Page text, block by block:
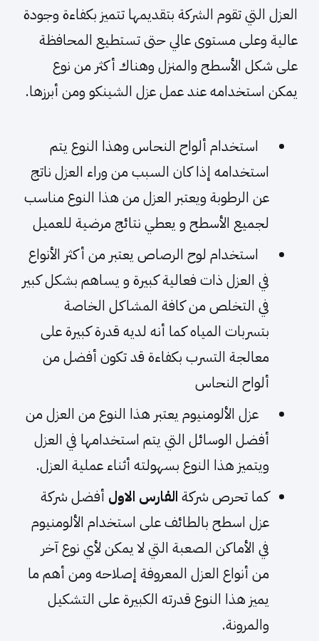
العزل التي تقوم الشركة بتقديمها تتميز بكفاءة وجودة
عالية وعلى مستوى عالي حتى تستطيع المحافظة
على شكل الأسطح والمنزل وهناك أكثر من نوع
يمكن استخدامه عند عمل عزل الشينكو ومن أبرزها.
استخدام ألواح النحاس وهذا النوع يتم
استخدامه إذا كان السبب من وراء العزل ناتج
عن الرطوبة ويعتبر العزل من هذا النوع مناسب
لجميع الأسطح و يعطي نتائج مرضية للعميل
استخدام لوح الرصاص يعتبر من أكثر الأنواع
في العزل ذات فعالية كبيرة و يساهم بشكل كبير
في التخلص من كافة المشاكل الخاصة
بتسربات المياه كما أنه لديه قدرة كبيرة على
معالجة التسرب بكفاءة قد تكون أفضل من
ألواح النحاس
عزل الألومنيوم يعتبر هذا النوع من العزل من
أفضل الوسائل التي يتم استخدامها في العزل
ويتميز هذا النوع بسهولته أثناء عملية العزل.
كما تحرص شركة الفارس الاول أفضل شركة
عزل اسطح بالطائف على استخدام الألومنيوم
في الأماكن الصعبة التي لا يمكن لأي نوع آخر
من أنواع العزل المعروفة إصلاحه ومن أهم ما
يميز هذا النوع قدرته الكبيرة على التشكيل
والمرونة.